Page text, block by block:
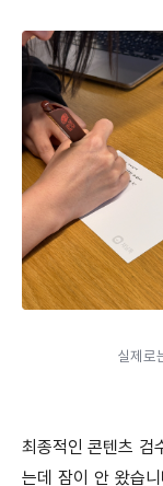
실제로
최종적인 콘텐츠 검
는데 잠이 안 왔습